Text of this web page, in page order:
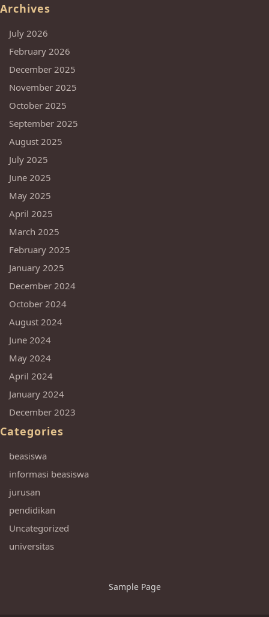
Archives
July 2026
February 2026
December 2025
November 2025
October 2025
September 2025
August 2025
July 2025
June 2025
May 2025
April 2025
March 2025
February 2025
January 2025
December 2024
October 2024
August 2024
June 2024
May 2024
April 2024
January 2024
December 2023
Categories
beasiswa
informasi beasiswa
jurusan
pendidikan
Uncategorized
universitas
Sample Page